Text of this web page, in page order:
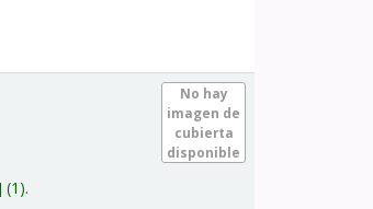
No hay
imagen de
cubierta
disponible
(1).